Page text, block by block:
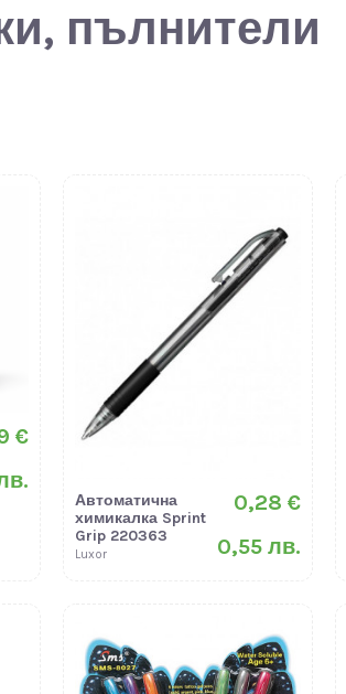
пълнители
€
Автоматична
химикалка Sprint
Grip 220363
Luxor
0,28 €
0,55 лв.